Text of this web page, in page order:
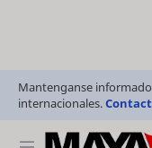
Mantenganse
internacionales.